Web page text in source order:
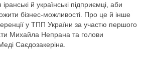
й українські підприємці, аби
бізнес-можливості. Про це й інше
у ТПП України за участю першого
Михайла Непрана та голови
Саєдозакеріна.